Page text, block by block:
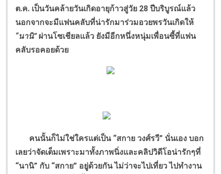
ต.ค. เป็นวันคล้ายวันเกิดอายุก้าวสู่วัย 28 ปีบริบูรณ์แล้ว
นอกจากจะมีแฟนคลับที่น่ารักมาร่วมอวยพรวันเกิดให้
“นานิ”ผ่านโซเชียลแล้ว ยังมีอีกหนึ่งหนุ่มเพื่อนซี้ที่แฟน
คลับรอคอยด้วย
คนนั้นก็ไม่ใช่ใครแต่เป็น “สกาย วงศ์รวี” นั่นเอง บอก
เลยว่าจัดเต็มเพราะมาทั้งภาพนิ่งและคลิปวิดีโอน่ารักๆที่
“นานิ” กับ “สกาย” อยู่ด้วยกัน ไม่ว่าจะไปเที่ยว ไปทำงาน